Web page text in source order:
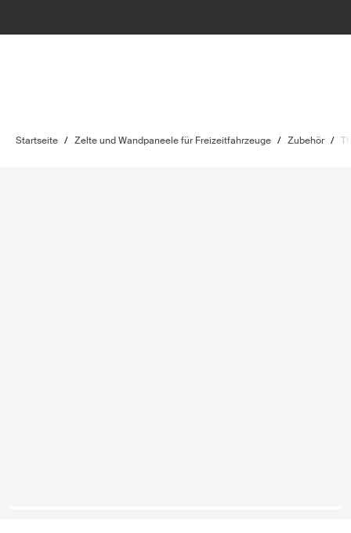
Startseite / Zelte und Wandpaneele für Freizeitfahrzeuge / Zubehör /